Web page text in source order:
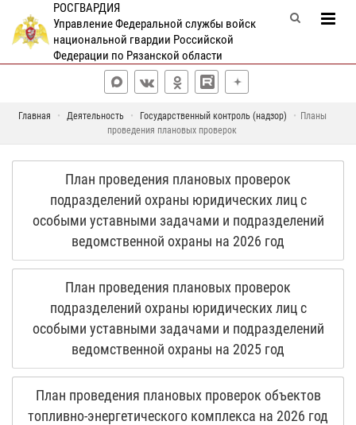
РОСГВАРДИЯ
Управление Федеральной службы войск
национальной гвардии Российской
Федерации по Рязанской области
Главная Деятельность Государственный контроль (надзор)
Планы
проведения плановых проверок
План проведения плановых проверок
подразделений охраны юридических лиц с
особыми уставными задачами и подразделений
ведомственной охраны на 2026 год
План проведения плановых проверок
подразделений охраны юридических лиц с
особыми уставными задачами и подразделений
ведомственной охраны на 2025 год
План проведения плановых проверок объектов
топливно-энергетического комплекса на 2026 год